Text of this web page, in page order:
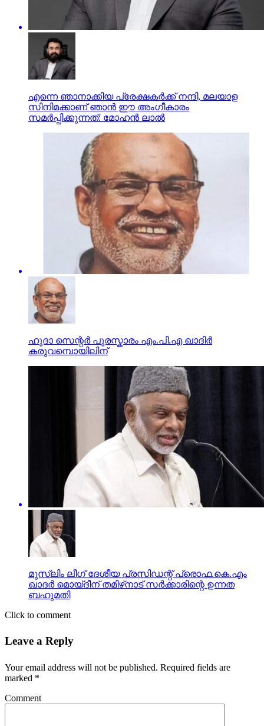
എന്നെ ഞാനാക്കിയ പ്രേക്ഷകര്‍ക്ക് നന്ദി, മലയാള
സിനിമക്കാണ് ഞാന്‍ ഈ അംഗീകാരം
സമര്‍പ്പിക്കുന്നത്: മോഹന്‍ ലാല്‍
ഹുദാ സെന്റർ പുരസ്കാരം എം.പി.എ ഖാദിർ
കരുവമ്പൊയിലിന്
മുസ്‌ലിം ലീഗ് ദേശീയ പ്രസിഡന്റ് പ്രൊഫ.കെ.എം
ഖാദര്‍ മൊയ്ദീന് തമിഴ്‌നാട് സര്‍ക്കാരിന്റെ ഉന്നത
ബഹുമതി
Click to comment
Leave a Reply
Your email address will not be published. Required fields are
marked *
Comment